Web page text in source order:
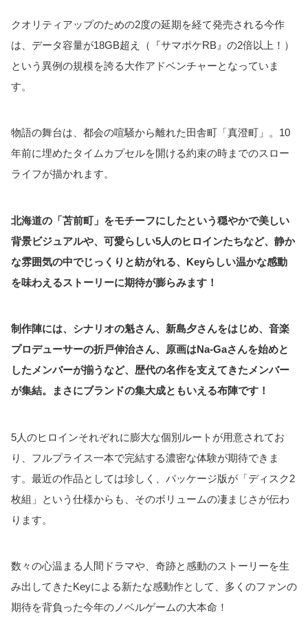
クオリティアップのための2度の延期を経て発売される今作
は、データ容量が18GB超え（『サマポケRB』の2倍以上！）
という異例の規模を誇る大作アドベンチャーとなっていま
す。
物語の舞台は、都会の喧騒から離れた田舎町「真澄町」。10
年前に埋めたタイムカプセルを開ける約束の時までのスロー
ライフが描かれます。
北海道の「苫前町」をモチーフにしたという穏やかで美しい
背景ビジュアルや、可愛らしい5人のヒロインたちなど、静か
な雰囲気の中でじっくりと紡がれる、Keyらしい温かな感動
を味わえるストーリーに期待が膨らみます！
制作陣には、シナリオの魁さん、新島夕さんをはじめ、音楽
プロデューサーの折戸伸治さん、原画はNa-Gaさんを始めと
したメンバーが揃うなど、歴代の名作を支えてきたメンバー
が集結。まさにブランドの集大成ともいえる布陣です！
5人のヒロインそれぞれに膨大な個別ルートが用意されてお
り、フルプライス一本で完結する濃密な体験が期待できま
す。最近の作品としては珍しく、パッケージ版が「ディスク2
枚組」という仕様からも、そのボリュームの凄まじさが伝わ
ります。
数々の心温まる人間ドラマや、奇跡と感動のストーリーを生
み出してきたKeyによる新たな感動作として、多くのファンの
期待を背負った今年のノベルゲームの大本命！